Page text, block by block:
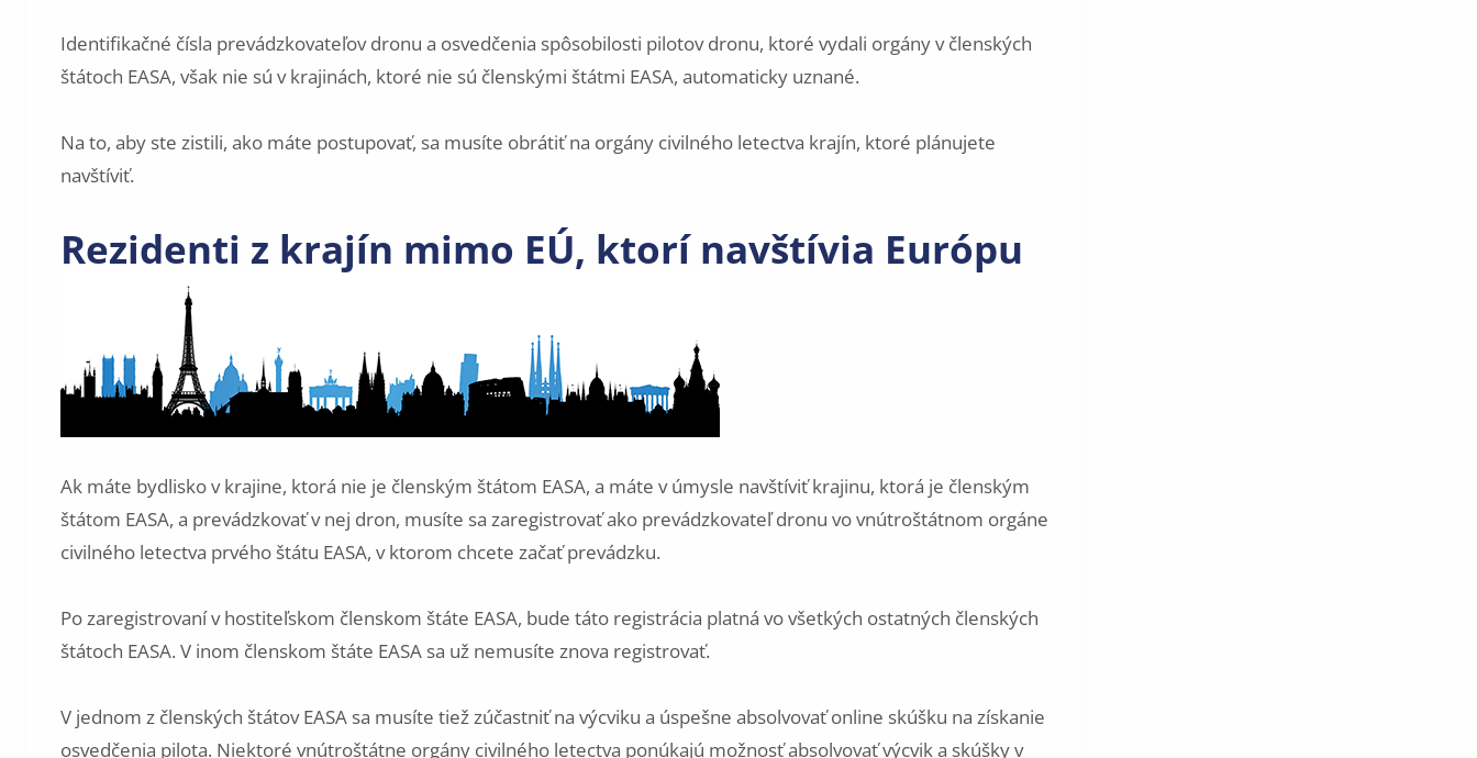
Identifikačné čísla prevádzkovateľov dronu a osvedčenia spôsobilosti pilotov dronu, ktoré vydali orgány v členských
štátoch EASA, však nie sú v krajinách, ktoré nie sú členskými štátmi EASA, automaticky uznané.
Na to, aby ste zistili, ako máte postupovať, sa musíte obrátiť na orgány civilného letectva krajín, ktoré plánujete
navštíviť.
Rezidenti z krajín mimo EÚ, ktorí navštívia Európu
Ak máte bydlisko v krajine, ktorá nie je členským štátom EASA, a máte v úmysle navštíviť krajinu, ktorá je členským
štátom EASA, a prevádzkovať v nej dron, musíte sa zaregistrovať ako prevádzkovateľ dronu vo vnútroštátnom orgáne
civilného letectva prvého štátu EASA, v ktorom chcete začať prevádzku.
Po zaregistrovaní v hostiteľskom členskom štáte EASA, bude táto registrácia platná vo všetkých ostatných členských
štátoch EASA. V inom členskom štáte EASA sa už nemusíte znova registrovať.
V jednom z členských štátov EASA sa musíte tiež zúčastniť na výcviku a úspešne absolvovať online skúšku na získanie
osvedčenia pilota. Niektoré vnútroštátne orgány civilného letectva ponúkajú možnosť absolvovať výcvik a skúšky v